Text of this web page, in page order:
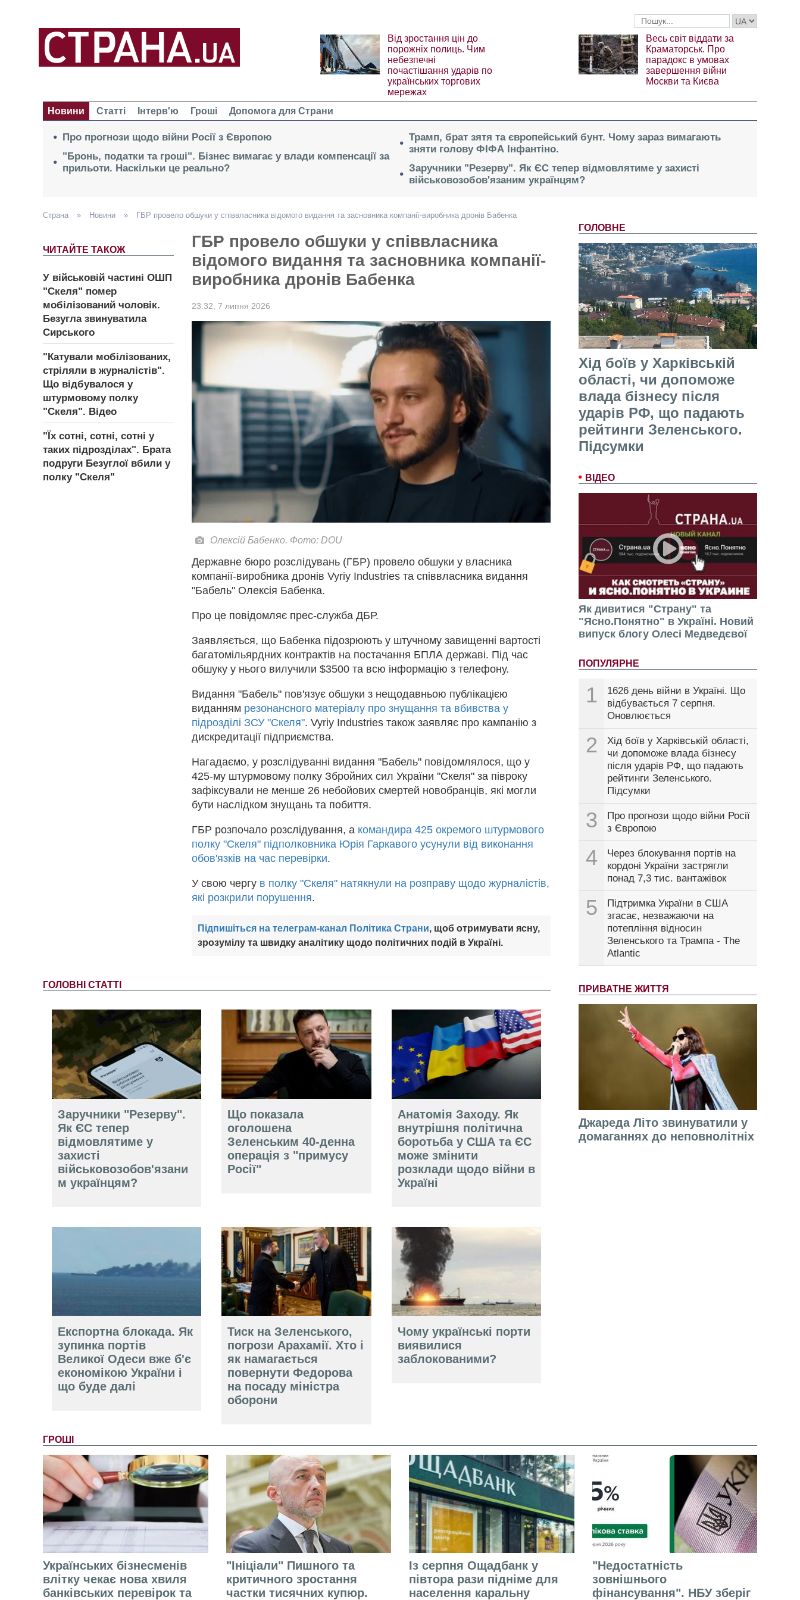
Від зростання цін до
порожніх полиць. Чим
небезпечні
почастішання ударів по
українських торгових
мережах
Весь світ віддати за
Краматорськ. Про
парадокс в умовах
завершення війни
Москви та Києва
Новини Статті Інтерв'ю Гроші Допомога для Страни
Про прогнози щодо війни Росії з Європою
"Бронь, податки та гроші". Бізнес вимагає у влади компенсації за
прильоти. Наскільки це реально?
Трамп, брат зятя та європейський бунт. Чому зараз вимагають
зняти голову ФІФА Інфантіно.
Заручники "Резерву". Як ЄС тепер відмовлятиме у захисті
військовозобов'язаним українцям?
ГОЛОВНЕ
Хід боїв у Харківській
області, чи допоможе
влада бізнесу після
ударів РФ, що падають
рейтинги Зеленського.
Підсумки
ВІДЕО
Як дивитися "Страну" та
"Ясно.Понятно" в Україні. Новий
випуск блогу Олесі Медведєвої
ПОПУЛЯРНЕ
1
1626 день війни в Україні. Що
відбувається 7 серпня.
Оновлюється
2
Хід боїв у Харківській області,
чи допоможе влада бізнесу
після ударів РФ, що падають
рейтинги Зеленського.
Підсумки
3
Про прогнози щодо війни Росії
з Європою
4
Через блокування портів на
кордоні України застрягли
понад 7,3 тис. вантажівок
5
Підтримка України в США
згасає, незважаючи на
потепління відносин
Зеленського та Трампа - The
Atlantic
ПРИВАТНЕ ЖИТТЯ
Джареда Літо звинуватили у
домаганнях до неповнолітніх
Страна » Новини » ГБР провело обшуки у співвласника відомого видання та засновника компанії-виробника дронів Бабенка
ЧИТАЙТЕ ТАКОЖ
У військовій частині ОШП
"Скеля" помер
мобілізований чоловік.
Безугла звинуватила
Сирського
"Катували мобілізованих,
стріляли в журналістів".
Що відбувалося у
штурмовому полку
"Скеля". Відео
"Їх сотні, сотні, сотні у
таких підрозділах". Брата
подруги Безуглої вбили у
полку "Скеля"
ГБР провело обшуки у співвласника
відомого видання та засновника компанії-
виробника дронів Бабенка
23:32, 7 липня 2026
Олексій Бабенко. Фото: DOU
Державне бюро розслідувань (ГБР) провело обшуки у власника
компанії-виробника дронів Vyriy Industries та співвласника видання
"Бабель" Олексія Бабенка.
Про це повідомляє прес-служба ДБР.
Заявляється, що Бабенка підозрюють у штучному завищенні вартості
багатомільярдних контрактів на постачання БПЛА державі. Під час
обшуку у нього вилучили $3500 та всю інформацію з телефону.
Видання "Бабель" пов'язує обшуки з нещодавньою публікацією
виданням резонансного матеріалу про знущання та вбивства у
підрозділі ЗСУ "Скеля". Vyriy Industries також заявляє про кампанію з
дискредитації підприємства.
Нагадаємо, у розслідуванні видання "Бабель" повідомлялося, що у
425-му штурмовому полку Збройних сил України "Скеля" за півроку
зафіксували не менше 26 небойових смертей новобранців, які могли
бути наслідком знущань та побиття.
ГБР розпочало розслідування, а командира 425 окремого штурмового
полку "Скеля" підполковника Юрія Гаркавого усунули від виконання
обов'язків на час перевірки.
У свою чергу в полку "Скеля" натякнули на розправу щодо журналістів,
які розкрили порушення.
Підпишіться на телеграм-канал Політика Страни, щоб отримувати ясну,
зрозумілу та швидку аналітику щодо політичних подій в Україні.
ГОЛОВНІ СТАТТІ
Заручники "Резерву".
Як ЄС тепер
відмовлятиме у
захисті
військовозобов'язани
м українцям?
Що показала
оголошена
Зеленським 40-денна
операція з "примусу
Росії"
Анатомія Заходу. Як
внутрішня політична
боротьба у США та ЄС
може змінити
розклади щодо війни в
Україні
Експортна блокада. Як
зупинка портів
Великої Одеси вже б'є
економікою України і
що буде далі
Тиск на Зеленського,
погрози Арахамії. Хто і
як намагається
повернути Федорова
на посаду міністра
оборони
Чому українські порти
виявилися
заблокованими?
ГРОШІ
Українських бізнесменів
влітку чекає нова хвиля
банківських перевірок та
"Ініціали" Пишного та
критичного зростання
частки тисячних купюр.
Із серпня Ощадбанк у
півтора рази підніме для
населення каральну
"Недостатність
зовнішнього
фінансування". НБУ зберіг